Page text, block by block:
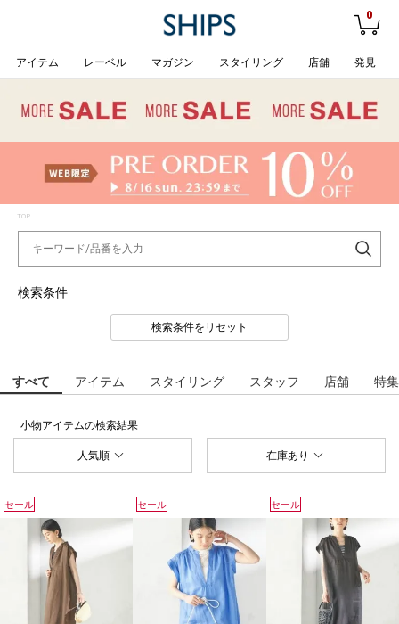
0
アイテム レーベル マガジン スタイリング 店舗 発見
TOP
検索条件
検索条件をリセット
すべて アイテム スタイリング スタッフ 店舗 特集
小物アイテムの検索結果
人気順 在庫あり
セール セール セール